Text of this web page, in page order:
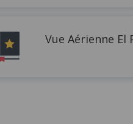
Vue Aérienne El